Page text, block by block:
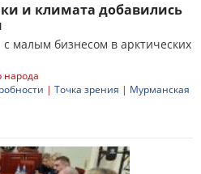
и климата добавились
малым бизнесом в арктических
народа
| Точка зрения | Мурманская